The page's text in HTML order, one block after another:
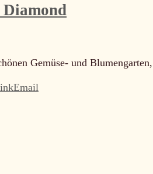
Diamond
Gemüse- und
Email